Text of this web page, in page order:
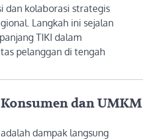
dan kolaborasi strategis
Langkah ini sejalan
TIKI dalam
pelanggan di tengah
dan UMKM
dampak langsung